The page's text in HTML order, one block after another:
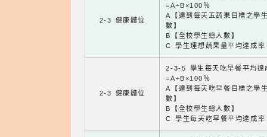
2-3 健康體位
=A÷B×100％
A【達到每天五蔬果目標之學
數】
B【全校學生總人數】
C 學生理想蔬果量平均達成率
2-3 健康體位
2-3-5 學生每天吃早餐平均達
=A÷B×100％
A【達到每天吃早餐目標之學
數】
B【全校學生總人數】
C 學生每天吃早餐平均達成率